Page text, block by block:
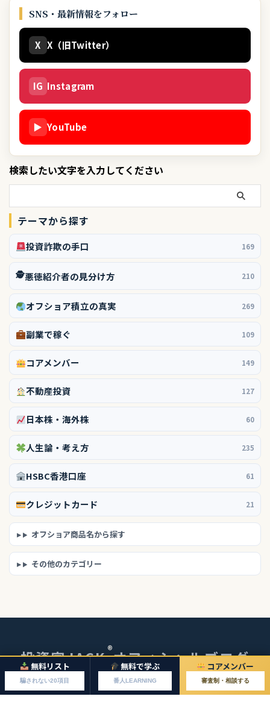
SNS・最新情報をフォロー
X X（旧Twitter）
IG Instagram
▶ YouTube
検索したい文字を入力してください
テーマから探す
投資詐欺の手口 169
🕵️悪徳紹介者の見分け方 210
オフショア積立の真実 269
副業で稼ぐ 109
コアメンバー 149
不動産投資 127
日本株・海外株 60
人生論・考え方 235
HSBC香港口座 61
クレジットカード 21
オフショア商品名から探す
その他のカテゴリー
無料リスト
騙されない20項目
無料で学ぶ
番人LEARNING
コアメンバー
審査制・相談する
投資家JACK®オフィシャルブログ
© 2026 投資家JACKオフィシャルブログ